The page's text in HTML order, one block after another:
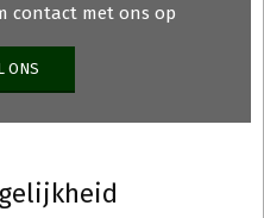
contact met ons op
ONS